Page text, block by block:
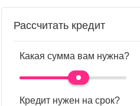
Рассчитать кредит
Какая сумма вам нужна?
Кредит нужен на срок?